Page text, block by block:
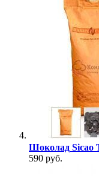
Шоколад Sicao
590 руб.